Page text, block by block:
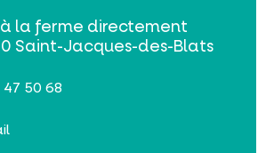
à la ferme directement
Saint-Jacques-des-Blats
47 50 68